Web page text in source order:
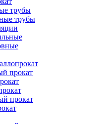
трубы
трубы
прокат
прокат